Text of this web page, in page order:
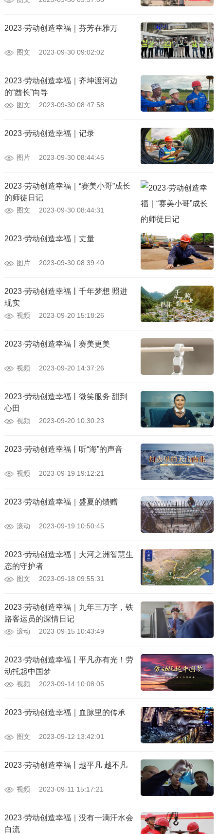
2023·劳动创造幸福｜芬芳在雅万
图文 2023-09-30 09:02:02
2023·劳动创造幸福｜齐坤渡河边
的“酋长”向导
图文 2023-09-30 08:47:58
2023·劳动创造幸福｜记录
图片 2023-09-30 08:44:45
2023·劳动创造幸福｜“赛美小哥”成长
的师徒日记
图文 2023-09-30 08:44:31
2023·劳动创造幸福｜丈量
图片 2023-09-30 08:39:40
2023·劳动创造幸福丨千年梦想 照进
现实
视频 2023-09-20 15:18:26
2023·劳动创造幸福丨赛美更美
视频 2023-09-20 14:37:26
2023·劳动创造幸福丨微笑服务 甜到
心田
视频 2023-09-20 10:30:23
2023·劳动创造幸福丨听“海”的声音
视频 2023-09-19 19:12:21
2023·劳动创造幸福｜盛夏的馈赠
滚动 2023-09-19 10:50:45
2023·劳动创造幸福｜大河之洲智慧生
态的守护者
图文 2023-09-18 09:55:31
2023·劳动创造幸福｜九年三万字，铁
路客运员的深情日记
滚动 2023-09-15 10:43:49
2023·劳动创造幸福丨平凡亦有光！劳
动托起中国梦
视频 2023-09-14 10:08:05
2023·劳动创造幸福｜血脉里的传承
图文 2023-09-12 13:42:01
2023·劳动创造幸福丨越平凡 越不凡
视频 2023-09-11 15:17:21
2023·劳动创造幸福｜没有一滴汗水会
白流